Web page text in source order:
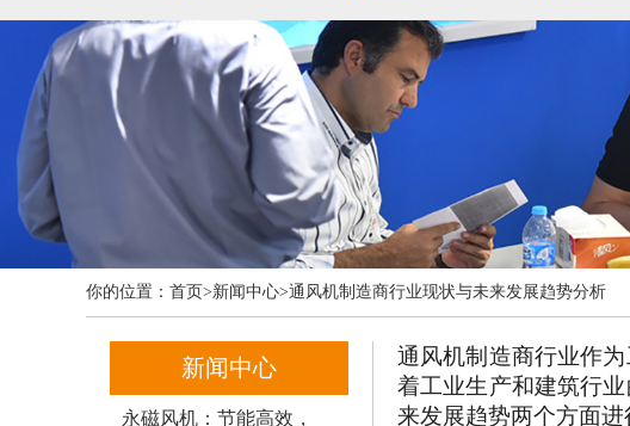
你的位置： 首页>新闻中心>通风机制造商行业现状与未来发展趋势分析
新闻中心
永磁风机：节能高效，
通风机制造商行业作
着工业生产和建筑行
来发展趋势两个方面进